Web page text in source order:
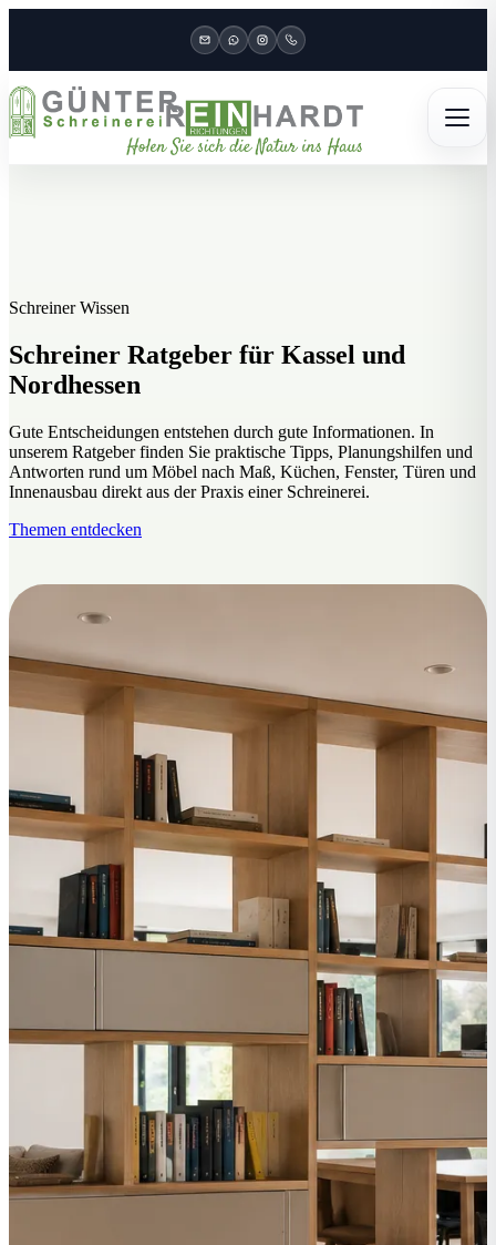
Schreiner Wissen
Schreiner Ratgeber für Kassel und
Nordhessen
Gute Entscheidungen entstehen durch gute Informationen. In
unserem Ratgeber finden Sie praktische Tipps, Planungshilfen und
Antworten rund um Möbel nach Maß, Küchen, Fenster, Türen und
Innenausbau direkt aus der Praxis einer Schreinerei.
Themen entdecken